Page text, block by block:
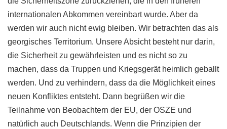
internationalen Abkommen vereinbart wurde. Aber da
werden wir auch nicht ewig bleiben. Wir betrachten das als
georgisches Territorium. Unsere Absicht besteht nur darin,
die Sicherheit zu gewährleisten und es nicht so zu
machen, dass da Truppen und Kriegsgerät heimlich geballt
werden. Und zu verhindern, dass da die Möglichkeit eines
neuen Konfliktes entsteht. Dann begrüßen wir die
Teilnahme von Beobachtern der EU, der OSZE und
natürlich auch Deutschlands. Wenn die Prinzipien der